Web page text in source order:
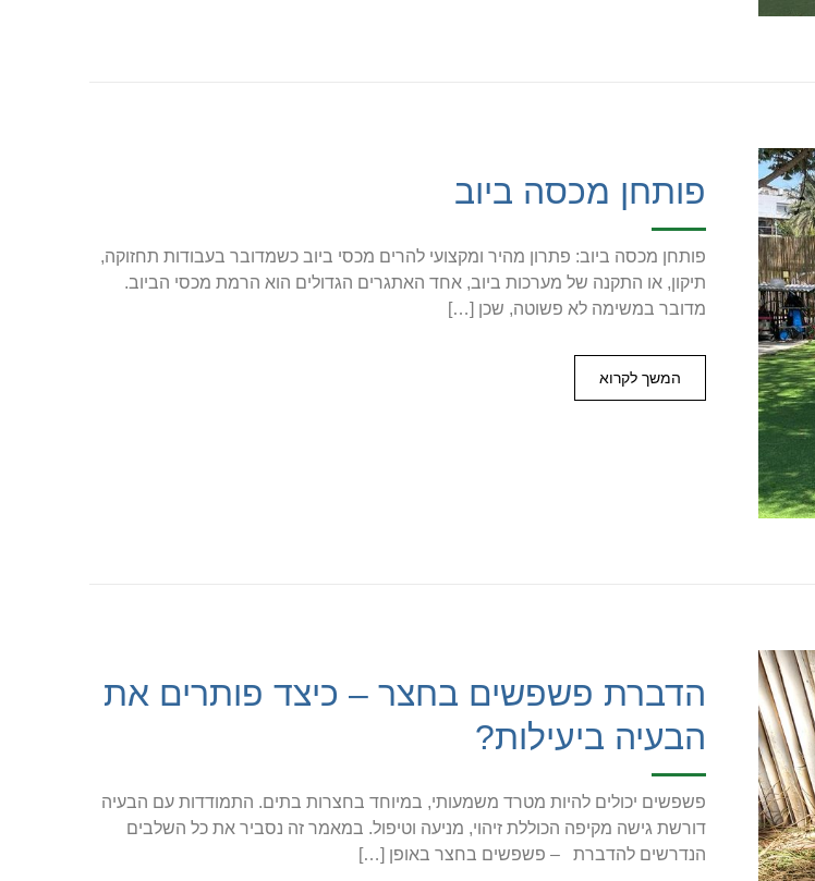
פותחן מכסה ביוב
פותחן מכסה ביוב: פתרון מהיר ומקצועי להרים מכסי ביוב כשמדובר בעבודות תחזוקה,
תיקון, או התקנה של מערכות ביוב, אחד האתגרים הגדולים הוא הרמת מכסי הביוב.
מדובר במשימה לא פשוטה, שכן […]
המשך לקרוא
הדברת פשפשים בחצר – כיצד פותרים את
הבעיה ביעילות?
פשפשים יכולים להיות מטרד משמעותי, במיוחד בחצרות בתים. התמודדות עם הבעיה
דורשת גישה מקיפה הכוללת זיהוי, מניעה וטיפול. במאמר זה נסביר את כל השלבים
הנדרשים להדברת – פשפשים בחצר באופן […]